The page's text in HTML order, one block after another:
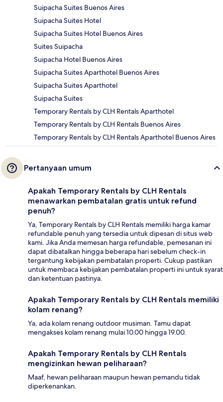
Suipacha Suites Buenos Aires
Suipacha Suites Hotel
Suipacha Suites Hotel Buenos Aires
Suites Suipacha
Suipacha Hotel Buenos Aires
Suipacha Suites Aparthotel Buenos Aires
Suipacha Suites Aparthotel
Suipacha Suites
Temporary Rentals by CLH Rentals Aparthotel
Temporary Rentals by CLH Rentals Buenos Aires
Temporary Rentals by CLH Rentals Aparthotel Buenos Aires
Pertanyaan umum
Apakah Temporary Rentals by CLH Rentals
menawarkan pembatalan gratis untuk refund
penuh?
Ya, Temporary Rentals by CLH Rentals memiliki harga kamar
refundable penuh yang tersedia untuk dipesan di situs web
kami. Jika Anda memesan harga refundable, pemesanan ini
dapat dibatalkan hingga beberapa hari sebelum check-in
tergantung kebijakan pembatalan properti. Cukup pastikan
untuk membaca kebijakan pembatalan properti ini untuk syarat
dan ketentuan pastinya.
Apakah Temporary Rentals by CLH Rentals memiliki
kolam renang?
Ya, ada kolam renang outdoor musiman. Tamu dapat
mengakses kolam renang mulai 10.00 hingga 19.00.
Apakah Temporary Rentals by CLH Rentals
mengizinkan hewan peliharaan?
Maaf, hewan peliharaan maupun hewan pemandu tidak
diperkenankan.